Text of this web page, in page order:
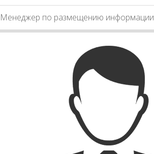
Менеджер по размещению информации